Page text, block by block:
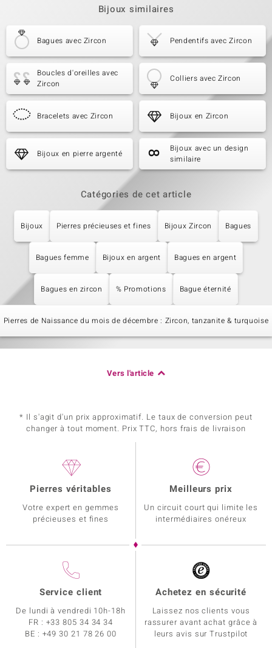
Bijoux similaires
Bagues avec Zircon Pendentifs avec Zircon
Boucles d'oreilles avec
Zircon
Colliers avec Zircon
Bracelets avec Zircon Bijoux en Zircon
Bijoux en pierre argenté
Bijoux avec un design
similaire
Catégories de cet article
Bijoux Pierres précieuses et fines Bijoux Zircon Bagues
Bagues femme Bijoux en argent Bagues en argent
Bagues en zircon % Promotions Bague éternité
Pierres de Naissance du mois de décembre : Zircon, tanzanite & turquoise
Vers l'article
* Il s'agit d'un prix approximatif. Le taux de conversion peut
changer à tout moment. Prix TTC, hors frais de livraison
Pierres véritables
Votre expert en gemmes
précieuses et fines
Meilleurs prix
Un circuit court qui limite les
intermédiaires onéreux
Service client
De lundi à vendredi 10h-18h
FR : +33 805 34 34 34
BE : +49 30 21 78 26 00
Achetez en sécurité
Laissez nos clients vous
rassurer avant achat grâce à
leurs avis sur Trustpilot